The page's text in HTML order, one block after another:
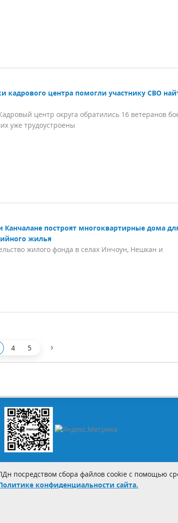
кадрового центра помогли участнику СВО
центр округа обратились 16 ветеранов
уже трудоустроены
Канчалане построят многоквартирные дома
жилья
жилого фонда в селах Инчоун, Нешкан и
4 5 ›
посредством сбора файлов cookie с помощью
конфиденциальности сайта.